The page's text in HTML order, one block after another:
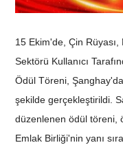
15 Ekim'de, Çin Rüyası,
Sektörü Kullanıcı
Ödül Töreni,
şekilde gerçekleştirildi.
düzenlenen ödül töreni,
Emlak Birliği'nin yanı